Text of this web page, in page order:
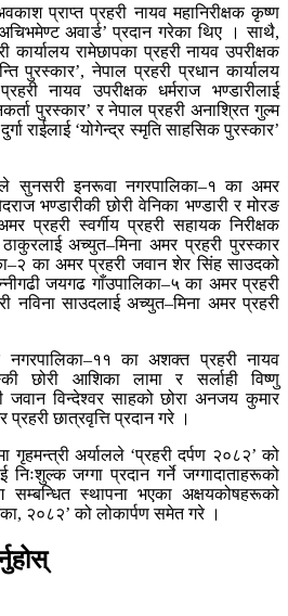
प्राप्त प्रहरी नायव महानिरीक्षक कृष्ण
अवार्ड’ प्रदान गरेका थिए । साथै,
कार्यालय रामेछापका प्रहरी नायव उपरीक्षक
पुरस्कार’, नेपाल प्रहरी प्रधान कार्यालय
नायव उपरीक्षक धर्मराज भण्डारीलाई
पुरस्कार’ र नेपाल प्रहरी अनाश्रित गुल्म
राईलाई ‘योगेन्द्र स्मृति साहसिक पुरस्कार’
सुनसरी इनरूवा नगरपालिका–१ का अमर
भण्डारीकी छोरी वेनिका भण्डारी र मोरङ
प्रहरी स्वर्गीय प्रहरी सहायक निरीक्षक
अच्युत–मिना अमर प्रहरी पुरस्कार
का अमर प्रहरी जवान शेर सिंह साउदको
जयगढ गाँउपालिका–५ का अमर प्रहरी
नविना साउदलाई अच्युत–मिना अमर प्रहरी
नगरपालिका–११ का अशक्त प्रहरी नायव
छोरी आशिका लामा र सर्लाही विष्णु
जवान विन्देश्वर साहको छोरा अनजय कुमार
छात्रवृत्ति प्रदान गरे ।
अर्यालले ‘प्रहरी दर्पण २०८२’ को
निःशुल्क जग्गा प्रदान गर्ने जग्गादाताहरूको
सम्बन्धित स्थापना भएका अक्षयकोषहरूको
२०८२’ को लोकार्पण समेत गरे ।